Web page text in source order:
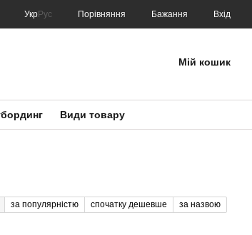
УкрРус Порівняння Бажання Вхід
Мій кошик
Види товару
за популярністю спочатку дешевше за назвою